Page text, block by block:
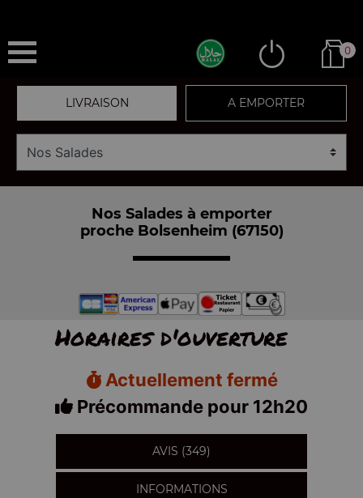
0
LIVRAISON A EMPORTER
Nos Salades à emporter
proche Bolsenheim (67150)
Horaires d'ouverture
Actuellement fermé
Précommande pour 12h20
AVIS (349)
INFORMATIONS